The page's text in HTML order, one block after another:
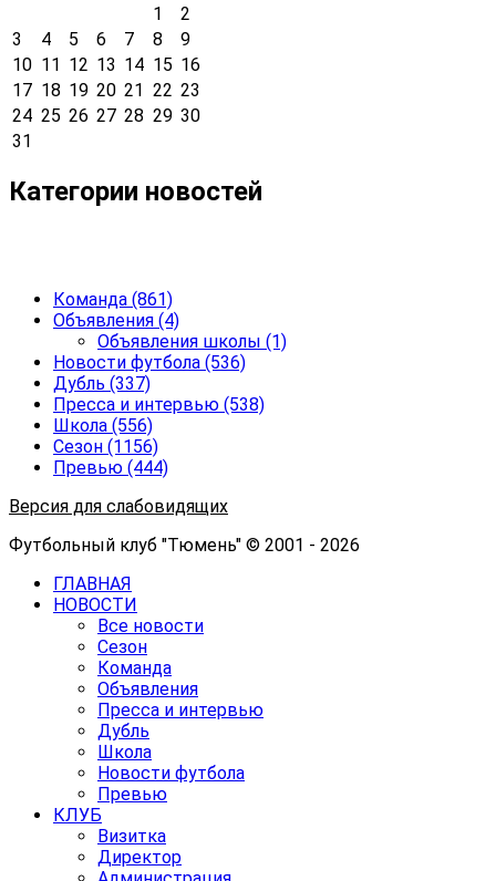
1
2
3
4 5 6 7 8
9
10 11 12 13 14 15 16
17 18 19 20 21 22 23
24 25 26 27 28 29 30
31
Категории новостей
Команда (861)
Объявления (4)
Объявления школы (1)
Новости футбола (536)
Дубль (337)
Пресса и интервью (538)
Школа (556)
Сезон (1156)
Превью (444)
Версия для слабовидящих
Футбольный клуб "Тюмень" © 2001 - 2026
ГЛАВНАЯ
НОВОСТИ
Все новости
Сезон
Команда
Объявления
Пресса и интервью
Дубль
Школа
Новости футбола
Превью
КЛУБ
Визитка
Директор